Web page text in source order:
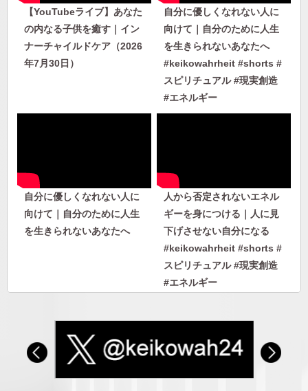
【YouTubeライブ】あなた
の内なる子供を癒す｜イン
ナーチャイルドケア（2026
年7月30日）
自分に優しくなれない人に
向けて｜自分のために人生
を生きられないあなたへ
#keikowahrheit #shorts #
スピリチュアル #現実創造
#エネルギー
自分に優しくなれない人に
向けて｜自分のために人生
を生きられないあなたへ
人から否定されないエネル
ギーを身につける｜人に見
下げさせない自分になる
#keikowahrheit #shorts #
スピリチュアル #現実創造
#エネルギー
人から否定されないエネル 【私のヘミシンク体験】フ